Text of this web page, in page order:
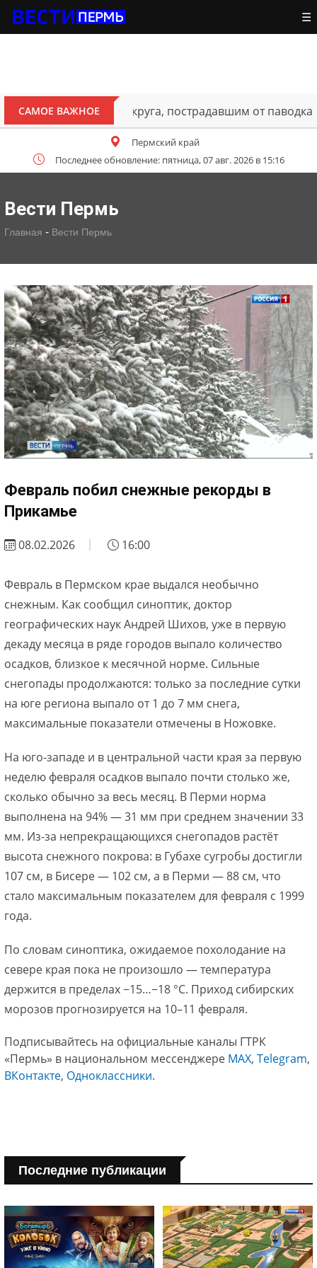
☰
САМОЕ ВАЖНОЕ
Октябрьского округа, пострадавшим от паводка
Пермский край
Последнее обновление: пятница, 07 авг. 2026 в 15:16
Вести Пермь
Главная - Вести Пермь
Февраль побил снежные рекорды в
Прикамье
08.02.2026 16:00
Февраль в Пермском крае выдался необычно
снежным. Как сообщил синоптик, доктор
географических наук Андрей Шихов, уже в первую
декаду месяца в ряде городов выпало количество
осадков, близкое к месячной норме. Сильные
снегопады продолжаются: только за последние сутки
на юге региона выпало от 1 до 7 мм снега,
максимальные показатели отмечены в Ножовке.
На юго-западе и в центральной части края за первую
неделю февраля осадков выпало почти столько же,
сколько обычно за весь месяц. В Перми норма
выполнена на 94% — 31 мм при среднем значении 33
мм. Из-за непрекращающихся снегопадов растёт
высота снежного покрова: в Губахе сугробы достигли
107 см, в Бисере — 102 см, а в Перми — 88 см, что
стало максимальным показателем для февраля с 1999
года.
По словам синоптика, ожидаемое похолодание на
севере края пока не произошло — температура
держится в пределах −15…−18 °C. Приход сибирских
морозов прогнозируется на 10–11 февраля.
Подписывайтесь на официальные каналы ГТРК
«Пермь» в национальном мессенджере МАХ, Telegram,
ВКонтакте, Одноклассники.
Последние публикации